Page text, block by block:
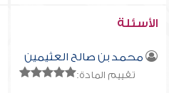
الأسئلة
محمد بن صالح العثيمين
تقييم المادة: